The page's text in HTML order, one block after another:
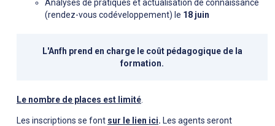
Analyses de pratiques et actualisation de connaissance
(rendez-vous codéveloppement) le 18 juin
L'Anfh prend en charge le coût pédagogique de la
formation.
Le nombre de places est limité
Les inscriptions se font sur le lien ici. Les agents seront